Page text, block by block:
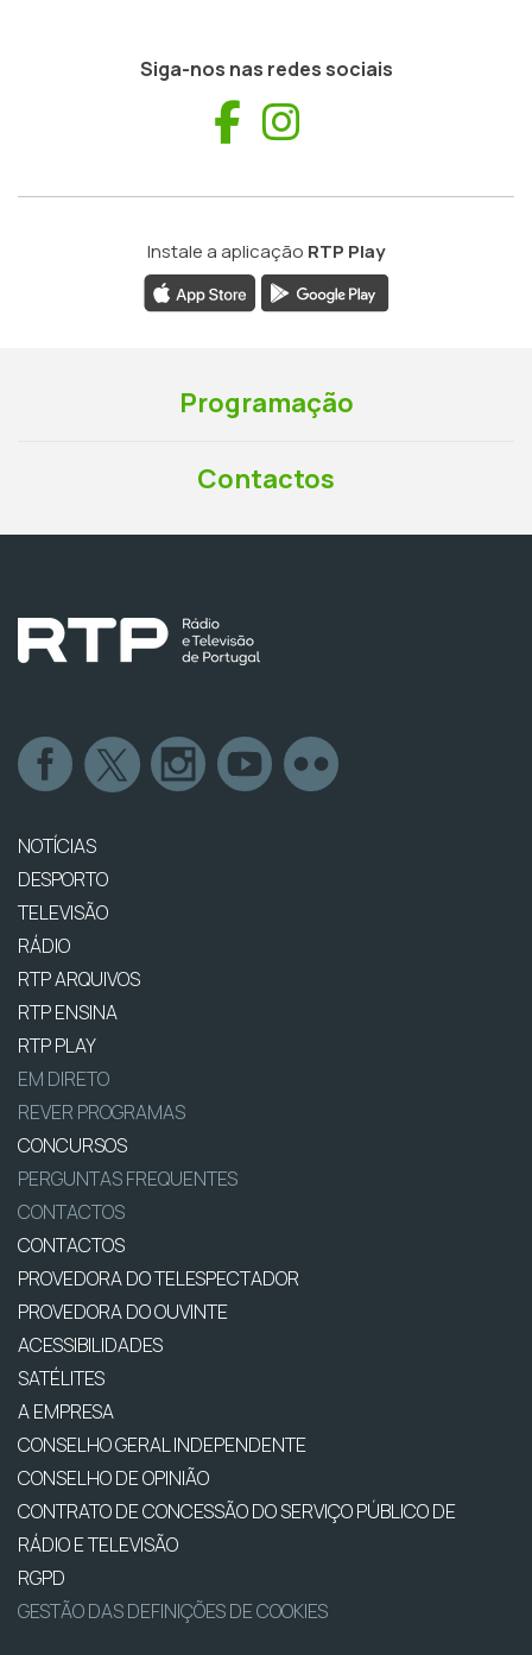
Siga-nos nas redes sociais
Facebook
Instale a aplicação RTP Play
Programação
Contactos
NOTÍCIAS
DESPORTO
TELEVISÃO
RÁDIO
RTP ARQUIVOS
RTP ENSINA
RTP PLAY
EM DIRETO
REVER PROGRAMAS
CONCURSOS
PERGUNTAS FREQUENTES
CONTACTOS
CONTACTOS
PROVEDORA DO TELESPECTADOR
PROVEDORA DO OUVINTE
ACESSIBILIDADES
SATÉLITES
A EMPRESA
CONSELHO GERAL INDEPENDENTE
CONSELHO DE OPINIÃO
CONTRATO DE CONCESSÃO DO SERVIÇO PÚBLICO DE
RÁDIO E TELEVISÃO
RGPD
GESTÃO DAS DEFINIÇÕES DE COOKIES